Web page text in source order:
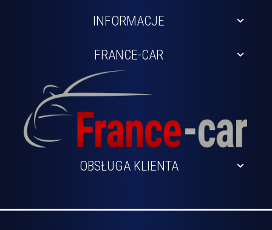
INFORMACJE
FRANCE-CAR
OBSŁUGA KLIENTA